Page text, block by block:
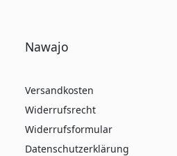
Nawajo
Versandkosten
Widerrufsrecht
Widerrufsformular
Datenschutzerklärung